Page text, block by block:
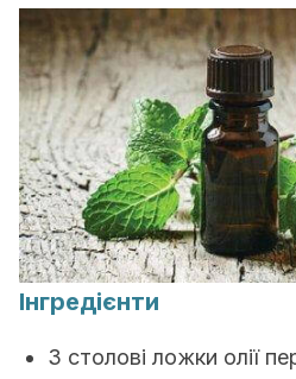
Інгредієнти
3 столові ложки олії